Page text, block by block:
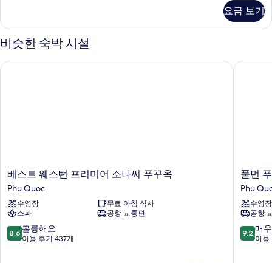
사
진
모
자
히
기
침
대
2
개,
진
모
두
보
기
룸,
글
대
요금 보기
비슷한 숙박 시설
베
스
트
웨
스
턴
프
베스트 웨스턴 프리미어 소나씨 푸꾸옥
Phu Quoc
수영장
무료 아침 식사
스파
공항 교통편
10
점
8.6 훌륭해요
이용 후기 437개
베스트 웨스턴 프리미어 소나씨 푸꾸옥
풀
먼
푸
꾸
옥
비
치
풀먼
Phu
수영장
공항
10
점
9.2 매
이용
풀먼 푸